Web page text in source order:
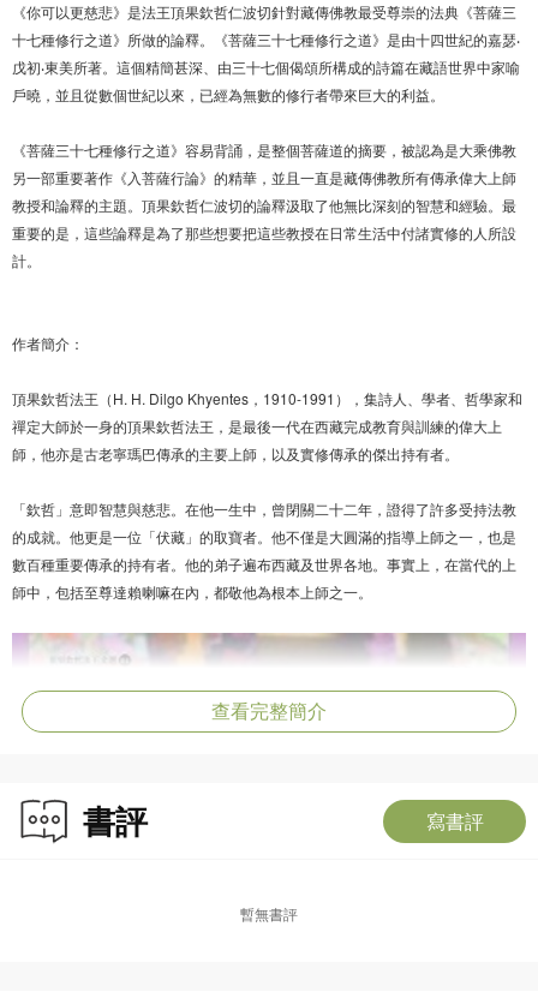
《你可以更慈悲》是法王頂果欽哲仁波切針對藏傳佛教最受尊崇的法典《菩薩三
十七種修行之道》所做的論釋。《菩薩三十七種修行之道》是由十四世紀的嘉瑟‧
戊初‧東美所著。這個精簡甚深、由三十七個偈頌所構成的詩篇在藏語世界中家喻
戶曉，並且從數個世紀以來，已經為無數的修行者帶來巨大的利益。
《菩薩三十七種修行之道》容易背誦，是整個菩薩道的摘要，被認為是大乘佛教
另一部重要著作《入菩薩行論》的精華，並且一直是藏傳佛教所有傳承偉大上師
教授和論釋的主題。頂果欽哲仁波切的論釋汲取了他無比深刻的智慧和經驗。最
重要的是，這些論釋是為了那些想要把這些教授在日常生活中付諸實修的人所設
計。
作者簡介：
頂果欽哲法王（H. H. Dilgo Khyentes，1910-1991），集詩人、學者、哲學家和
禪定大師於一身的頂果欽哲法王，是最後一代在西藏完成教育與訓練的偉大上
師，他亦是古老寧瑪巴傳承的主要上師，以及實修傳承的傑出持有者。
「欽哲」意即智慧與慈悲。在他一生中，曾閉關二十二年，證得了許多受持法教
的成就。他更是一位「伏藏」的取寶者。他不僅是大圓滿的指導上師之一，也是
數百種重要傳承的持有者。他的弟子遍布西藏及世界各地。事實上，在當代的上
師中，包括至尊達賴喇嘛在內，都敬他為根本上師之一。
查看完整簡介
書評 寫書評
暫無書評